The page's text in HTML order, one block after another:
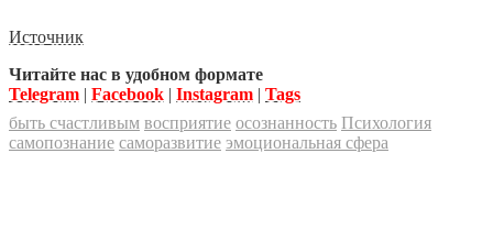
Источник
Читайте нас в удобном формате
Telegram
Facebook Instagram
Tags
быть счастливым восприятие осознанность Психология
самопознание саморазвитие эмоциональная сфера